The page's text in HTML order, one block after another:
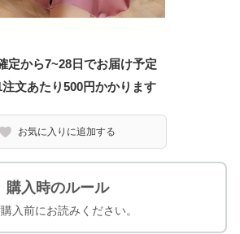
定から7~28日でお届け予定
文あたり500円かかります
お気に入りに追加する
購入時のルール
入前にお読みください。